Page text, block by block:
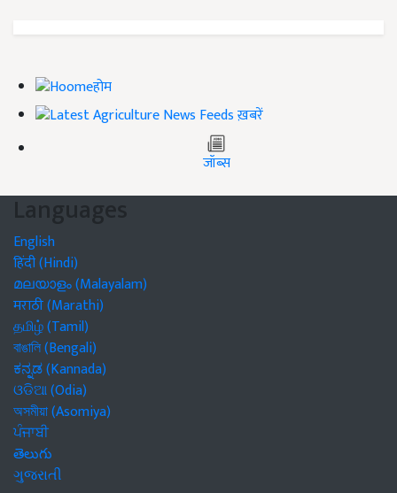
होम
ख़बरें
जॉब्स
Languages
English
हिंदी (Hindi)
മലയാളം (Malayalam)
मराठी (Marathi)
தமிழ் (Tamil)
বাঙালি (Bengali)
ಕನ್ನಡ (Kannada)
ଓଡିଆ (Odia)
অসমীয়া (Asomiya)
ਪੰਜਾਬੀ
తెలుగు
ગુજરાતી